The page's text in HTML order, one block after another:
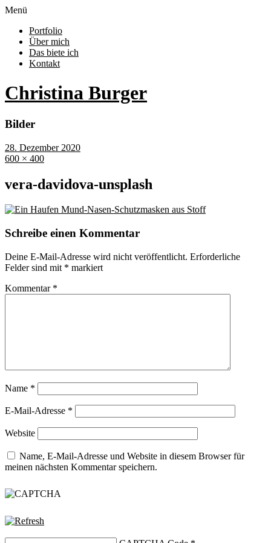
Menü
Portfolio
Über mich
Das biete ich
Kontakt
Christina Burger
Bilder
28. Dezember 2020
600 × 400
vera-davidova-unsplash
Schreibe einen Kommentar
Deine E-Mail-Adresse wird nicht veröffentlicht. Erforderliche
Felder sind mit * markiert
Kommentar *
Name *
E-Mail-Adresse *
Website
Name, E-Mail-Adresse und Website in diesem Browser für
meinen nächsten Kommentar speichern.